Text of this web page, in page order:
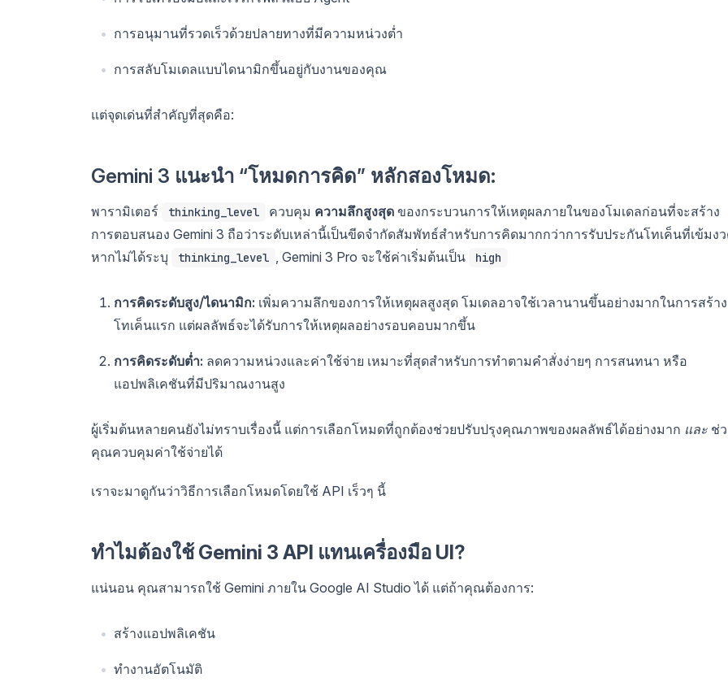
การอนุมานที่รวดเร็วด้วยปลายทางที่มีความหน่วงต่ำ
การสลับโมเดลแบบไดนามิกขึ้นอยู่กับงานของคุณ
แต่จุดเด่นที่สำคัญที่สุดคือ:
Gemini 3 แนะนำ “โหมดการคิด” หลักสองโหมด:
พารามิเตอร์ thinking_level ควบคุม ความลึกสูงสุด ของกระบวนการให้เหตุผลภายในของโมเดลก่อนที่จะสร้าง
การตอบสนอง Gemini 3 ถือว่าระดับเหล่านี้เป็นขีดจำกัดสัมพัทธ์สำหรับการคิดมากกว่าการรับประกันโทเค็นที่เข้มง
หากไม่ได้ระบุ
thinking_level , Gemini 3 Pro จะใช้ค่าเริ่มต้นเป็น high
การคิดระดับสูง/ไดนามิก: เพิ่มความลึกของการให้เหตุผลสูงสุด โมเดลอาจใช้เวลานานขึ้นอย่างมากในการสร้าง
โทเค็นแรก แต่ผลลัพธ์จะได้รับการให้เหตุผลอย่างรอบคอบมากขึ้น
การคิดระดับต่ำ: ลดความหน่วงและค่าใช้จ่าย เหมาะที่สุดสำหรับการทำตามคำสั่งง่ายๆ การสนทนา หรือ
แอปพลิเคชันที่มีปริมาณงานสูง
ผู้เริ่มต้นหลายคนยังไม่ทราบเรื่องนี้ แต่การเลือกโหมดที่ถูกต้องช่วยปรับปรุงคุณภาพของผลลัพธ์ได้อย่างมาก และ ช่
คุณควบคุมค่าใช้จ่ายได้
เราจะมาดูกันว่าวิธีการเลือกโหมดโดยใช้ API เร็วๆ นี้
ทำไมต้องใช้ Gemini 3 API แทนเครื่องมือ UI?
แน่นอน คุณสามารถใช้ Gemini ภายใน Google AI Studio ได้ แต่ถ้าคุณต้องการ:
สร้างแอปพลิเคชัน
ทำงานอัตโนมัติ